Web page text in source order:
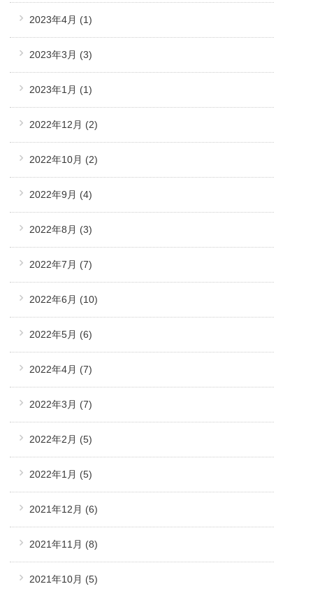
2023年4月 (1)
2023年3月 (3)
2023年1月 (1)
2022年12月 (2)
2022年10月 (2)
2022年9月 (4)
2022年8月 (3)
2022年7月 (7)
2022年6月 (10)
2022年5月 (6)
2022年4月 (7)
2022年3月 (7)
2022年2月 (5)
2022年1月 (5)
2021年12月 (6)
2021年11月 (8)
2021年10月 (5)